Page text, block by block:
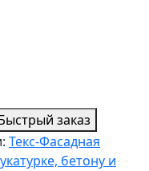
заказ
Текс-Фасадная
бетону и